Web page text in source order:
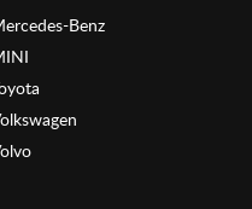
Benz